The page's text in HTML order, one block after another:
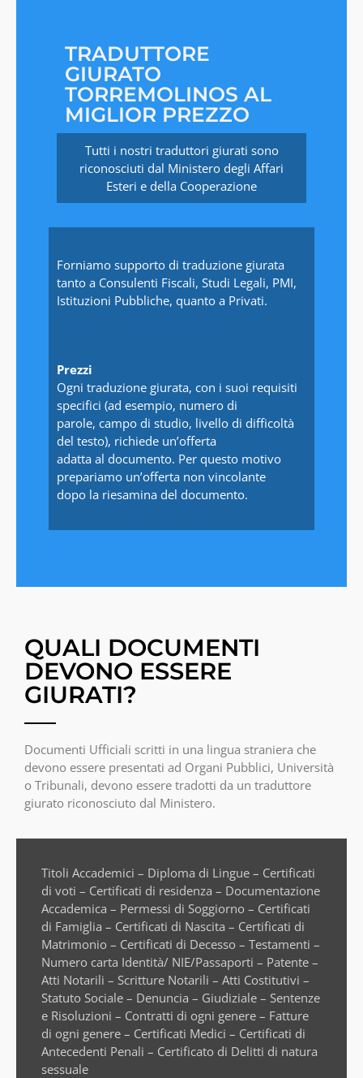
TRADUTTORE
GIURATO
TORREMOLINOS AL
MIGLIOR PREZZO
Tutti i nostri traduttori giurati sono
riconosciuti dal Ministero degli Affari
Esteri e della Cooperazione
Forniamo supporto di traduzione giurata
tanto a Consulenti Fiscali, Studi Legali, PMI,
Istituzioni Pubbliche, quanto a Privati.
Prezzi
Ogni traduzione giurata, con i suoi requisiti
specifici (ad esempio, numero di
parole, campo di studio, livello di difficoltà
del testo), richiede un’offerta
adatta al documento. Per questo motivo
prepariamo un’offerta non vincolante
dopo la riesamina del documento.
QUALI DOCUMENTI
DEVONO ESSERE
GIURATI?
Documenti Ufficiali scritti in una lingua straniera che
devono essere presentati ad Organi Pubblici, Università
o Tribunali, devono essere tradotti da un traduttore
giurato riconosciuto dal Ministero.
Titoli Accademici – Diploma di Lingue – Certificati
di voti – Certificati di residenza – Documentazione
Accademica – Permessi di Soggiorno – Certificati
di Famiglia – Certificati di Nascita – Certificati di
Matrimonio – Certificati di Decesso – Testamenti –
Numero carta Identità/ NIE/Passaporti – Patente –
Atti Notarili – Scritture Notarili – Atti Costitutivi –
Statuto Sociale – Denuncia – Giudiziale – Sentenze
e Risoluzioni – Contratti di ogni genere – Fatture
di ogni genere – Certificati Medici – Certificati di
Antecedenti Penali – Certificato di Delitti di natura
sessuale